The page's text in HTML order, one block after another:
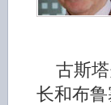
古斯
长和布